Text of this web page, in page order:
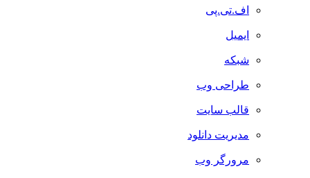
اف.تی.پی
ایمیل
شبکه
طراحی وب
قالب سایت
مدیریت دانلود
مرورگر وب